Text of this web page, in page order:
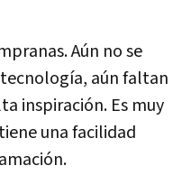
Aún no se
aún faltan
inspiración. Es muy
una facilidad